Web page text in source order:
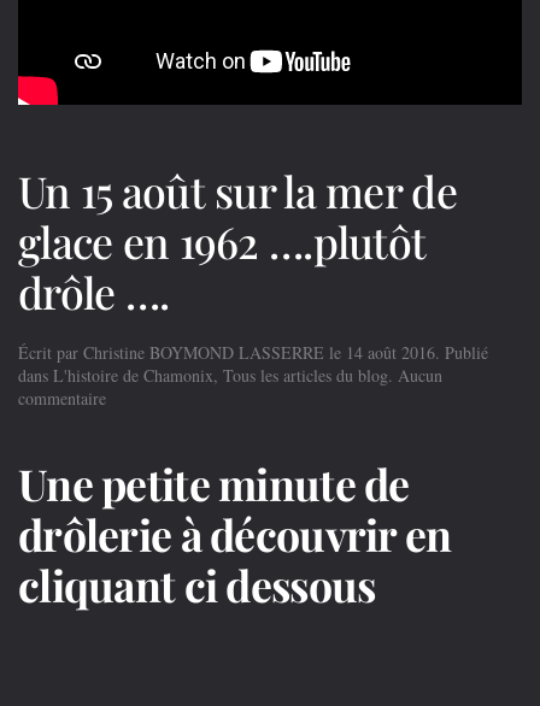
Epoque
Un 15 août sur la mer de
glace en 1962 ….plutôt
drôle ….
Écrit par Christine BOYMOND LASSERRE le 14 août 2016. Publié
dans L'histoire de Chamonix, Tous les articles du blog. Aucun
commentairesur
sur
la
mer
de
glace
en
Une petite minute de
drôlerie à découvrir en
cliquant ci dessous